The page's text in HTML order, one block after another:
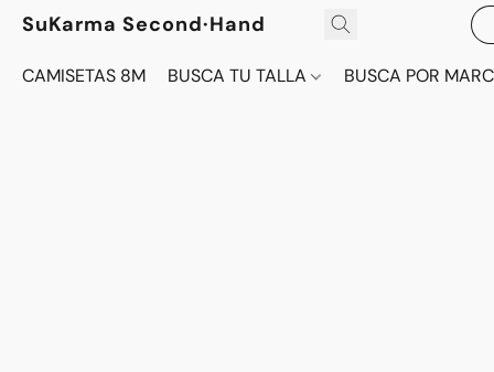
SuKarma Second·Hand
CAMISETAS 8M BUSCA TU TALLA BUSCA POR